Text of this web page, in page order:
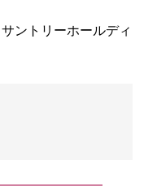
ントリーホールディ